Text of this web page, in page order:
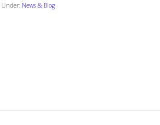
Under: News & Blog